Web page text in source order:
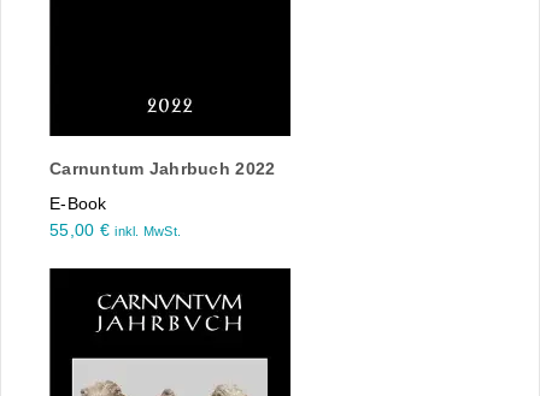
Carnuntum Jahrbuch 2022
E-Book
55,00 € inkl. MwSt.